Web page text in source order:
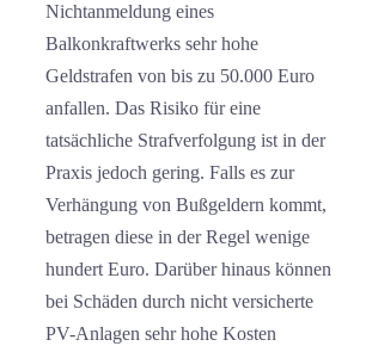
Nichtanmeldung eines
Balkonkraftwerks sehr hohe
Geldstrafen von bis zu 50.000 Euro
anfallen. Das Risiko für eine
tatsächliche Strafverfolgung ist in der
Praxis jedoch gering. Falls es zur
Verhängung von Bußgeldern kommt,
betragen diese in der Regel wenige
hundert Euro. Darüber hinaus können
bei Schäden durch nicht versicherte
PV-Anlagen sehr hohe Kosten